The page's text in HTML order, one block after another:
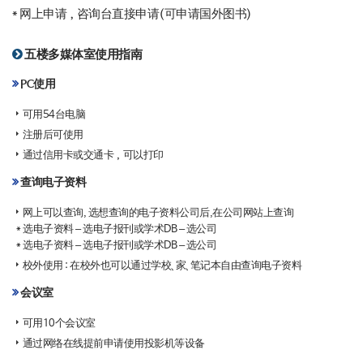
* 网上申请，咨询台直接申请(可申请国外图书)
五楼多媒体室使用指南
PC使用
可用54台电脑
注册后可使用
通过信用卡或交通卡，可以打印
查询电子资料
网上可以查询, 选想查询的电子资料公司后,在公司网站上查询
* 选电子资料 – 选电子报刊或学术DB – 选公司
* 选电子资料 – 选电子报刊或学术DB – 选公司
校外使用 : 在校外也可以通过学校、家、笔记本自由查询电子资料
会议室
可用10个会议室
通过网络在线提前申请使用投影机等设备